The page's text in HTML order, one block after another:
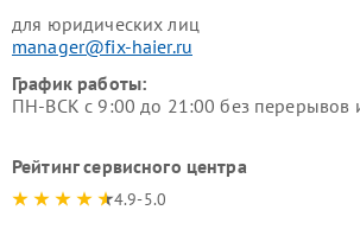
для юридических лиц
manager@fix-haier.ru
График работы:
ПН-ВСК с 9:00 до 21:00 без перерывов
Рейтинг сервисного центра
4.9-5.0